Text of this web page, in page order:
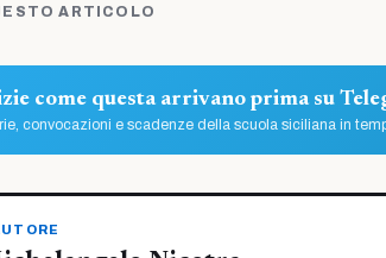
ARTICOLO
come questa arrivano prima su
convocazioni e scadenze della scuola siciliana in